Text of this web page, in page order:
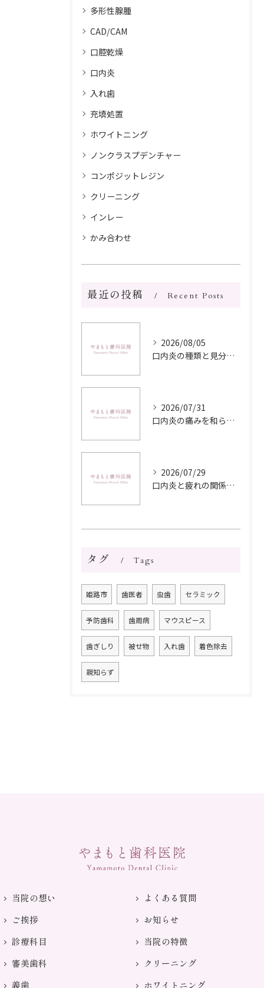
多形性腺腫
CAD/CAM
口腔乾燥
口内炎
入れ歯
充填処置
ホワイトニング
ノンクラスプデンチャー
コンポジットレジン
クリーニング
インレー
かみ合わせ
最近の投稿 Recent Posts
2026/08/05
口内炎の種類と見分け方を写真や症状からわかりやすく解説
2026/07/31
口内炎の痛みを和らげる食べ物選びと栄養バランス実践ガイド
2026/07/29
口内炎と疲れの関係を解明し早期改善と再発防止につなげる実践ガイド
タグ Tags
姫路市 歯医者 虫歯 セラミック
予防歯科 歯周病 マウスピース
歯ぎしり 被せ物 入れ歯 着色除去
親知らず
当院の想い
よくある質問
ご挨拶
お知らせ
診療科目
当院の特徴
審美歯科
クリーニング